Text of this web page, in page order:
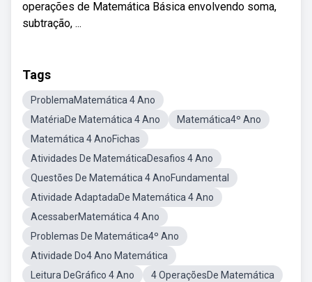
operações de Matemática Básica envolvendo soma,
subtração, ...
Tags
ProblemaMatemática 4 Ano
MatériaDe Matemática 4 Ano
Matemática4º Ano
Matemática 4 AnoFichas
Atividades De MatemáticaDesafios 4 Ano
Questões De Matemática 4 AnoFundamental
Atividade AdaptadaDe Matemática 4 Ano
AcessaberMatemática 4 Ano
Problemas De Matemática4º Ano
Atividade Do4 Ano Matemática
Leitura DeGráfico 4 Ano
4 OperaçõesDe Matemática